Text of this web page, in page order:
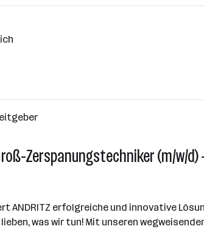
Zerspanungstechniker (m/w/d)
ANDRITZ erfolgreiche und innovative
was wir tun! Mit unseren